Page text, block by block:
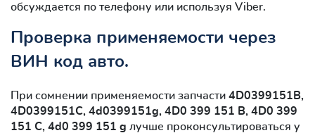
обсуждается по телефону или используя Viber.
Проверка применяемости через
ВИН код авто.
При сомнении применяемости запчасти 4D0399151B,
4D0399151C, 4d0399151g, 4D0 399 151 B, 4D0 399
151 C, 4d0 399 151 g лучше проконсультироваться у